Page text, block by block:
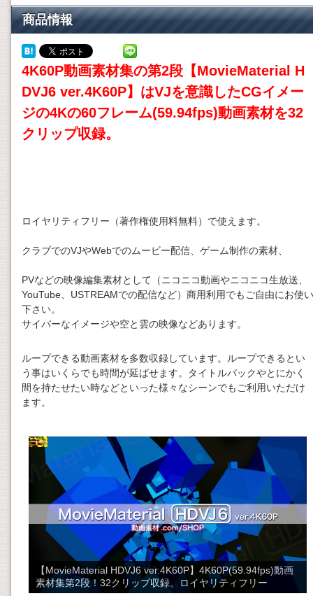
商品情報
4K60P動画素材集の第2段【MovieMaterial H
DVJ6 ver.4K60P】はVJを意識したCGイメー
ジの4Kの60フレーム(59.94fps)動画素材を32
クリップ収録。
ロイヤリティフリー（著作権使用料無料）で使えます。
クラブでのVJやWebでのムービー配信、ゲーム制作の素材、
PVなどの映像編集素材として（ニコニコ動画やニコニコ生放送、
YouTube、USTREAMでの配信など）商用利用でもご自由にお使い
下さい。
サイバーなイメージや空と雲の映像などあります。
ループできる動画素材を多数収録しています。ループできるとい
う事はいくらでも時間が延ばせます。タイトルバックやとにかく
間を持たせたい時などといった様々なシーンでもご利用いただけ
ます。
【MovieMaterial HDVJ6 ver.4K60P】4K60P(59.94fps)動画
素材集第2段！32クリップ収録。ロイヤリティフリー